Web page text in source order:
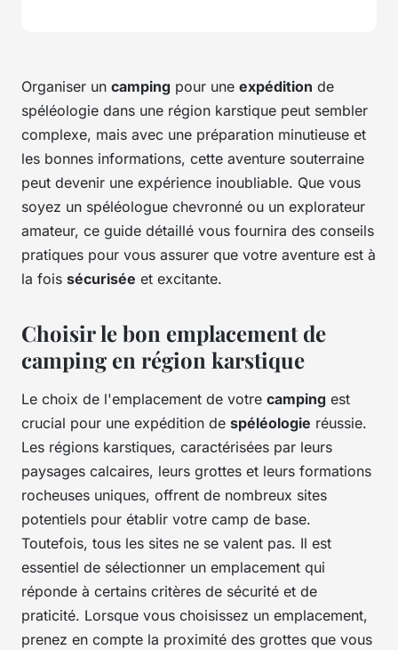
Organiser un camping pour une expédition de
spéléologie dans une région karstique peut sembler
complexe, mais avec une préparation minutieuse et
les bonnes informations, cette aventure souterraine
peut devenir une expérience inoubliable. Que vous
soyez un spéléologue chevronné ou un explorateur
amateur, ce guide détaillé vous fournira des conseils
pratiques pour vous assurer que votre aventure est à
la fois sécurisée et excitante.
Choisir le bon emplacement de
camping en région karstique
Le choix de l'emplacement de votre camping est
crucial pour une expédition de spéléologie réussie.
Les régions karstiques, caractérisées par leurs
paysages calcaires, leurs grottes et leurs formations
rocheuses uniques, offrent de nombreux sites
potentiels pour établir votre camp de base.
Toutefois, tous les sites ne se valent pas. Il est
essentiel de sélectionner un emplacement qui
réponde à certains critères de sécurité et de
praticité. Lorsque vous choisissez un emplacement,
prenez en compte la proximité des grottes que vous